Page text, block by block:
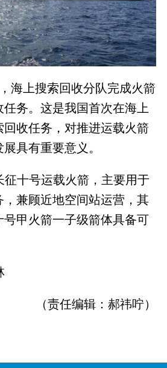
海上搜索回收分队完成火箭
务。这是我国首次在海上
收任务，对推进运载火箭
具有重要意义。
征十号运载火箭，主要用于
兼顾近地空间站运营，其
甲火箭一子级箭体具备可
（责任编辑：郝祎咛）